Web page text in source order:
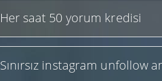
Her saat 50 yorum kredisi
Sınırsız instagram unfollow